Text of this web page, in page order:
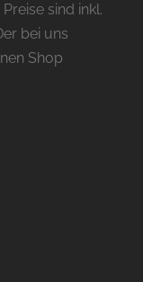
sind inkl.
bei uns
Shop